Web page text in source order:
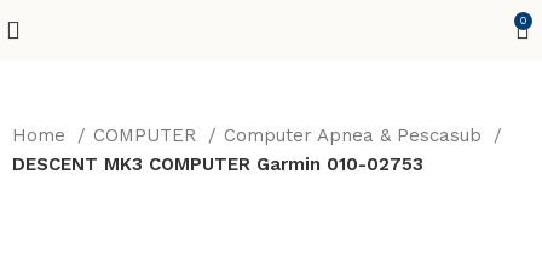
0
Home COMPUTER
Computer Apnea & Pescasub
DESCENT MK3 COMPUTER Garmin 010-02753